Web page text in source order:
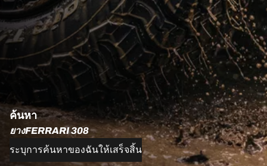
ค้นหา
ยางFERRARI 308
ระบุการค้นหาของฉันให้เสร็จสิ้น